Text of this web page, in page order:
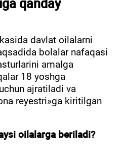
qanday
davlat oilalarni
bolalar nafaqasi
amalga
18 yoshga
ajratiladi va
reyestri»ga kiritilgan
oilalarga beriladi?